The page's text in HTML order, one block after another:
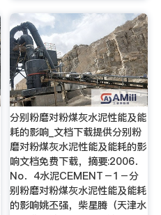
分别粉磨对粉煤灰水泥性能及能
耗的影响_文档下载提供分别粉
磨对粉煤灰水泥性能及能耗的影
响文档免费下载，摘要:2006．
No．4水泥CEMENT－1－分
别粉磨对粉煤灰水泥性能及能耗
的影响姚丕强，柴星腾（天津水